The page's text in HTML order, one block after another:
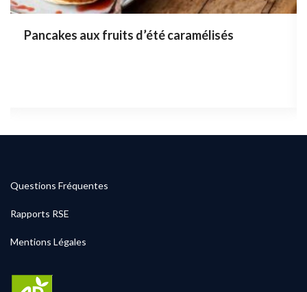
Pancakes aux fruits d’été caramélisés
Questions Fréquentes
Rapports RSE
Mentions Légales